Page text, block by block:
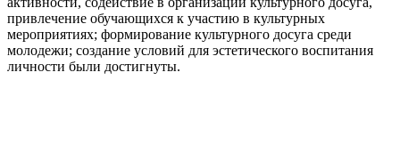
привлечение обучающихся к участию в культурных
мероприятиях; формирование культурного досуга среди
молодежи; создание условий для эстетического воспитания
личности были достигнуты.